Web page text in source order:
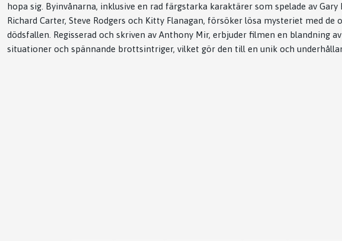
hopa sig. Byinvånarna, inklusive en rad färgstarka karaktärer som spelade av Gary
Richard Carter, Steve Rodgers och Kitty Flanagan, försöker lösa mysteriet med de
dödsfallen. Regisserad och skriven av Anthony Mir, erbjuder filmen en blandning
situationer och spännande brottsintriger, vilket gör den till en unik och